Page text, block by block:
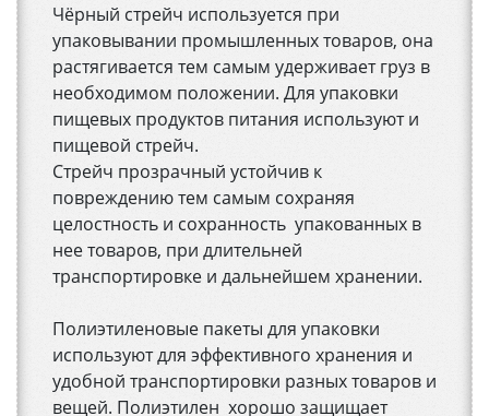
Чёрный стрейч используется при
упаковывании промышленных товаров, она
растягивается тем самым удерживает груз в
необходимом положении. Для упаковки
пищевых продуктов питания используют и
пищевой стрейч.
Стрейч прозрачный устойчив к
повреждению тем самым сохраняя
целостность и сохранность упакованных в
нее товаров, при длительней
транспортировке и дальнейшем хранении.
Полиэтиленовые пакеты для упаковки
используют для эффективного хранения и
удобной транспортировки разных товаров и
вещей. Полиэтилен хорошо защищает